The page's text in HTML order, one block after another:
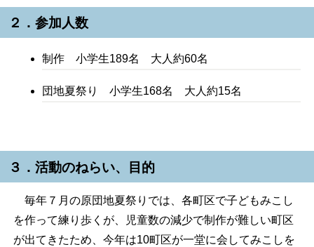
２．参加人数
制作 小学生189名 大人約60名
団地夏祭り 小学生168名 大人約15名
３．活動のねらい、目的
毎年７月の原団地夏祭りでは、各町区で子どもみこし
を作って練り歩くが、児童数の減少で制作が難しい町区
が出てきたため、今年は10町区が一堂に会してみこしを